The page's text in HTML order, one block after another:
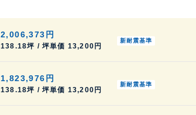
2,006,373円
138.18坪 / 坪単価 13,200円
新耐震基準
1,823,976円
138.18坪 / 坪単価 13,200円
新耐震基準